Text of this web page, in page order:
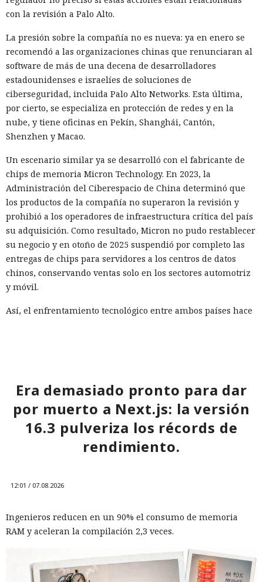
con la revisión a Palo Alto.
La presión sobre la compañía no es nueva: ya en enero se
recomendó a las organizaciones chinas que renunciaran al
software de más de una decena de desarrolladores
estadounidenses e israelíes de soluciones de
ciberseguridad, incluida Palo Alto Networks. Esta última,
por cierto, se especializa en protección de redes y en la
nube, y tiene oficinas en Pekín, Shanghái, Cantón,
Shenzhen y Macao.
Un escenario similar ya se desarrolló con el fabricante de
chips de memoria Micron Technology. En 2023, la
Administración del Ciberespacio de China determinó que
los productos de la compañía no superaron la revisión y
prohibió a los operadores de infraestructura crítica del país
su adquisición. Como resultado, Micron no pudo restablecer
su negocio y en otoño de 2025 suspendió por completo las
entregas de chips para servidores a los centros de datos
chinos, conservando ventas solo en los sectores automotriz
y móvil.
Así, el enfrentamiento tecnológico entre ambos países hace
no simplemente en participantes de la competencia de
mercado.
Era demasiado pronto para dar
por muerto a Next.js: la versión
16.3 pulveriza los récords de
rendimiento.
12:01 / 07.08.2026
Ingenieros reducen en un 90% el consumo de memoria
RAM y aceleran la compilación 2,3 veces.